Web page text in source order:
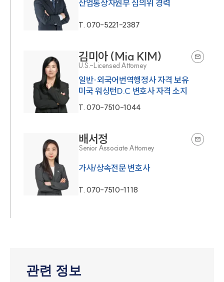
산업통상자원부 심의위 경력
T.070-5221-2387
김미아 (Mia KIM)
U.S.-Licensed Attorney
일반·외국어번역행정사 자격 보유
미국 워싱턴D.C 변호사 자격 소지
T.070-7510-1044
배서정
Senior Associate Attorney
가사/상속전문 변호사
T.070-7510-1118
관련 정보